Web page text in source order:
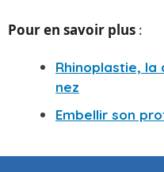
Pour en savoir plus :
Rhinoplastie, la
nez
Embellir son